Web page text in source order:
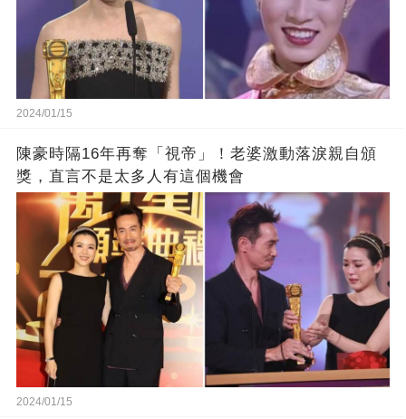
2024/01/15
陳豪時隔16年再奪「視帝」！老婆激動落淚親自頒
獎，直言不是太多人有這個機會
2024/01/15